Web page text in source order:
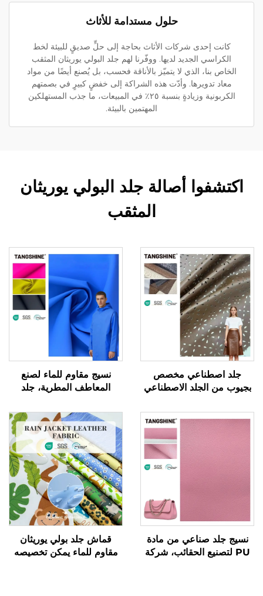
حلول مستدامة للأثاث
كانت إحدى شركات الأثاث بحاجة إلى حلٍّ صديقٍ للبيئة لخط
الكراسي الجديد لديها. ووفّرنا لهم جلد البولي يوريثان المثقب
الخاص بنا، الذي لا يتميّز بالأناقة فحسب، بل يُصنع أيضًا من مواد
معاد تدويرها. وأدّت هذه الشراكة إلى خفضٍ كبيرٍ في بصمتهم
الكربونية وزيادةٍ بنسبة ٢٥٪ في المبيعات، ما جذب المستهلكين
المهتمين بالبيئة.
اكتشفوا أصالة جلد البولي يوريثان
المثقب
جلد اصطناعي مخصص
بجيوب من الجلد الاصطناعي
نسيج مقاوم للماء لصنع
المعاطف المطرية، جلد
صناعي من مادة PU
نسيج جلد صناعي من مادة
PU لتصنيع الحقائب، شركة
قماش جلد بولي يوريثان
مقاوم للماء يمكن تخصيصه